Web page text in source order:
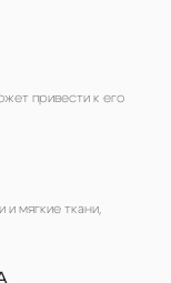
привести к его
мягкие ткани,